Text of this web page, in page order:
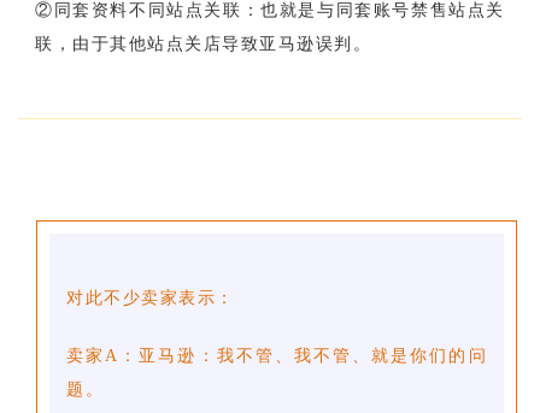
②同套资料不同站点关联：也就是与同套账号禁售站点关
联，由于其他站点关店导致亚马逊误判。
对此不少卖家表示：
卖家A：亚马逊：我不管、我不管、就是你们的问
题。